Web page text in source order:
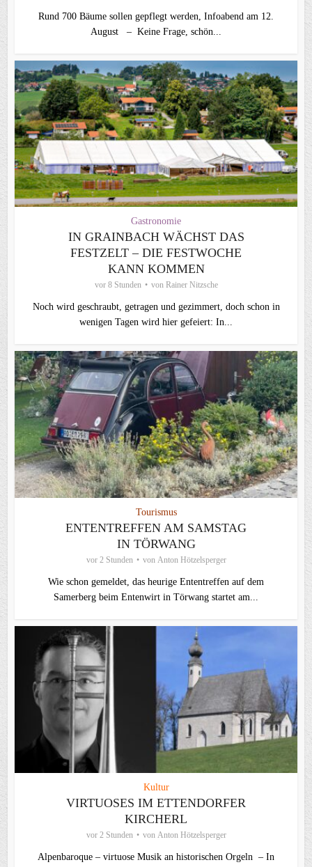
Rund 700 Bäume sollen gepflegt werden, Infoabend am 12.
August – Keine Frage, schön...
Gastronomie
IN GRAINBACH WÄCHST DAS
FESTZELT – DIE FESTWOCHE
KANN KOMMEN
vor 8 Stunden von Rainer Nitzsche
Noch wird geschraubt, getragen und gezimmert, doch schon in
wenigen Tagen wird hier gefeiert: In...
Tourismus
ENTENTREFFEN AM SAMSTAG
IN TÖRWANG
vor 2 Stunden von Anton Hötzelsperger
Wie schon gemeldet, das heurige Ententreffen auf dem
Samerberg beim Entenwirt in Törwang startet am...
Kultur
VIRTUOSES IM ETTENDORFER
KIRCHERL
vor 2 Stunden von Anton Hötzelsperger
Alpenbaroque – virtuose Musik an historischen Orgeln – In